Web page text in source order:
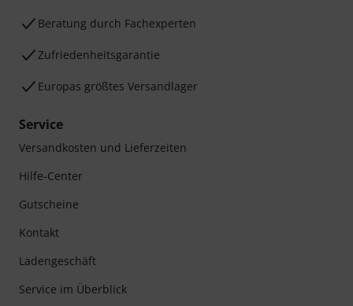
Beratung durch Fachexperten
Zufriedenheitsgarantie
Europas größtes Versandlager
Service
Versandkosten und Lieferzeiten
Hilfe-Center
Gutscheine
Kontakt
Ladengeschäft
Service im Überblick